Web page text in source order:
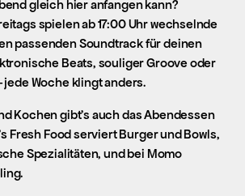
gleich hier anfangen kann?
spielen ab 17:00 Uhr wechselnde
passenden Soundtrack für deinen
Beats, souliger Groove oder
Woche klingt anders.
Kochen gibt’s auch das Abendessen
Fresh Food serviert Burger und Bowls,
Spezialitäten, und bei Momo